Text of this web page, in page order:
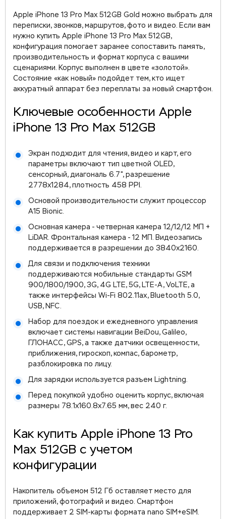
Apple iPhone 13 Pro Max 512GB Gold можно выбрать для
переписки, звонков, маршрутов, фото и видео. Если вам
нужно купить Apple iPhone 13 Pro Max 512GB,
конфигурация помогает заранее сопоставить память,
производительность и формат корпуса с вашими
сценариями. Корпус выполнен в цвете «золотой».
Состояние «как новый» подойдет тем, кто ищет
аккуратный аппарат без переплаты за новый смартфон.
Ключевые особенности Apple
iPhone 13 Pro Max 512GB
Экран подходит для чтения, видео и карт, его
параметры включают тип цветной OLED,
сенсорный, диагональ 6.7", разрешение
2778x1284, плотность 458 PPI.
Основой производительности служит процессор
A15 Bionic.
Основная камера - четверная камера 12/12/12 МП +
LiDAR. Фронтальная камера - 12 МП. Видеозапись
поддерживается в разрешении до 3840x2160.
Для связи и подключения техники
поддерживаются мобильные стандарты GSM
900/1800/1900, 3G, 4G LTE, 5G, LTE-A, VoLTE, а
также интерфейсы Wi-Fi 802.11ax, Bluetooth 5.0,
USB, NFC.
Набор для поездок и ежедневного управления
включает системы навигации BeiDou, Galileo,
ГЛОНАСС, GPS, а также датчики освещенности,
приближения, гироскоп, компас, барометр,
разблокировка по лицу.
Для зарядки используется разъем Lightning.
Перед покупкой удобно оценить корпус, включая
размеры 78.1x160.8x7.65 мм, вес 240 г.
Как купить Apple iPhone 13 Pro
Max 512GB с учетом
конфигурации
Накопитель объемом 512 Гб оставляет место для
приложений, фотографий и видео. Смартфон
поддерживает 2 SIM-карты формата nano SIM+eSIM.